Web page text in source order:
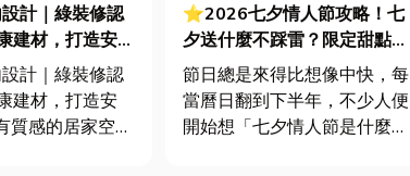
計｜綠裝修認
建材，打造安
質感的居家空間
計｜綠裝修認
建材，打造安
質感的居家空間
⭐2026七夕情人節攻略！七
夕送什麼不踩雷？限定甜點哪
裡買？台中甜點推薦一次看！
節日總是來得比想像中快，每
當曆日翻到下半年，不少人便
開始想「七夕情人節是什麼時